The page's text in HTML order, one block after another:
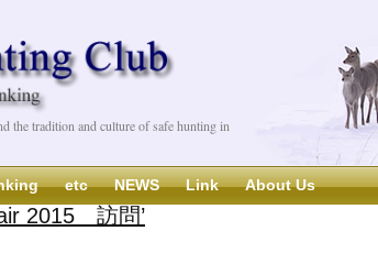
the tradition and culture of safe hunting in
etc NEWS Link About Us
2015 訪問’